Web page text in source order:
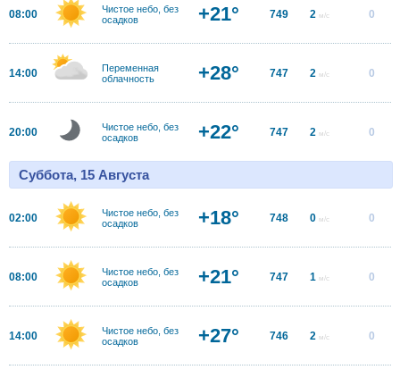
08:00
Чистое небо, без
осадков
+21° 749 2 м/с 0
14:00
Переменная
облачность
+28° 747 2 м/с 0
20:00
Чистое небо, без
осадков
+22° 747 2 м/с 0
Суббота, 15 Августа
02:00
Чистое небо, без
осадков
+18° 748 0 м/с 0
08:00
Чистое небо, без
осадков
+21° 747 1 м/с 0
14:00
Чистое небо, без
осадков
+27° 746 2 м/с 0